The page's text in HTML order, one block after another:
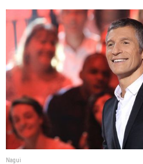
Nagui